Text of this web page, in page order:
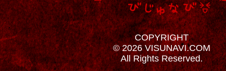
COPYRIGHT
© 2026 VISUNAVI.COM
All Rights Reserved.